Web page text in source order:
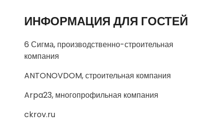
ИНФОРМАЦИЯ ДЛЯ ГОСТЕЙ
6 Сигма, производственно-строительная
компания
ANTONOVDOM, строительная компания
Arpa23, многопрофильная компания
ckrov.ru